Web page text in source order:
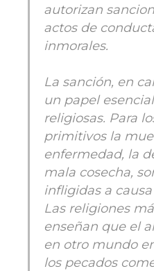
autorizan
actos de
inmorales.
La sanción, en
un papel
religiosas. Para
primitivos la
enfermedad, la
mala cosecha,
infligidas a
Las religiones
enseñan que el
en otro mundo
los pecados